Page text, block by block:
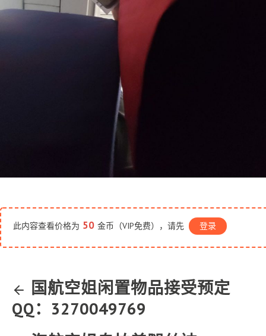
此内容查看价格为 50 金币（VIP免费），请先 登录
国航空姐闲置物品接受预定
QQ：3270049769